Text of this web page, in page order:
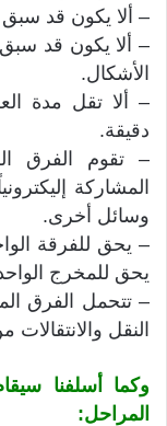
– ألا يكون قد
– ألا يكون قد
الأشكال.
دقيقة.
– تقوم الفرق
المشاركة
وسائل أخرى.
– يحق للفرقة
يحق للمخرج
– تتحمل الفرق
النقل
وكما أسلفنا
المراحل: